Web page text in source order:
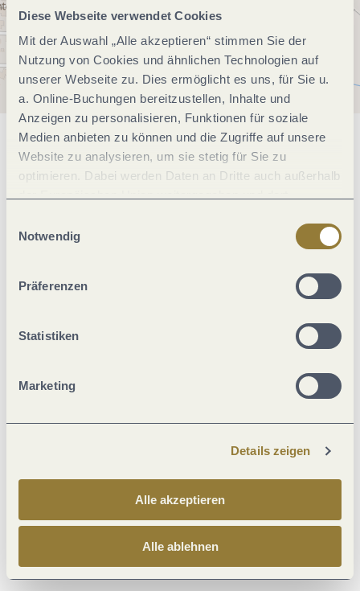
Diese Webseite verwendet Cookies
Mit der Auswahl „Alle akzeptieren“ stimmen Sie der
Nutzung von Cookies und ähnlichen Technologien auf
unserer Webseite zu. Dies ermöglicht es uns, für Sie u.
a. Online-Buchungen bereitzustellen, Inhalte und
Anzeigen zu personalisieren, Funktionen für soziale
Medien anbieten zu können und die Zugriffe auf unsere
Website zu analysieren, um sie stetig für Sie zu
optimieren. Dabei werden Daten an Dritte auch außerhalb
jederzeit widerrufen werden. Mit der Auswahl "Alle
ablehnen" kann es zu Beeinträchtigungen in der Nutzung
Notwendig
Präferenzen
Statistiken
Marketing
Details zeigen
Alle akzeptieren
Alle ablehnen
Allgemeine Informationen
Zahlungsarten